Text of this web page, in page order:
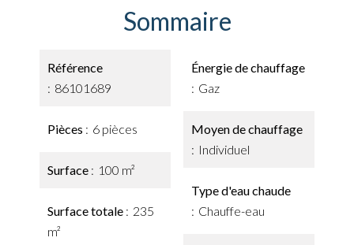
Sommaire
Référence
86101689
Pièces 6 pièces
Surface 100 m²
Surface totale
235
m²
Énergie de chauffage
Gaz
Moyen de chauffage
Individuel
Type d'eau chaude
Chauffe-eau